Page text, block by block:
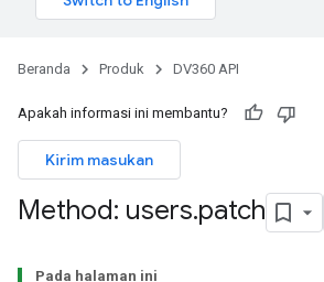
Beranda Produk DV360 API
Apakah informasi ini membantu?
Kirim masukan
Method: users.patch
Pada halaman ini